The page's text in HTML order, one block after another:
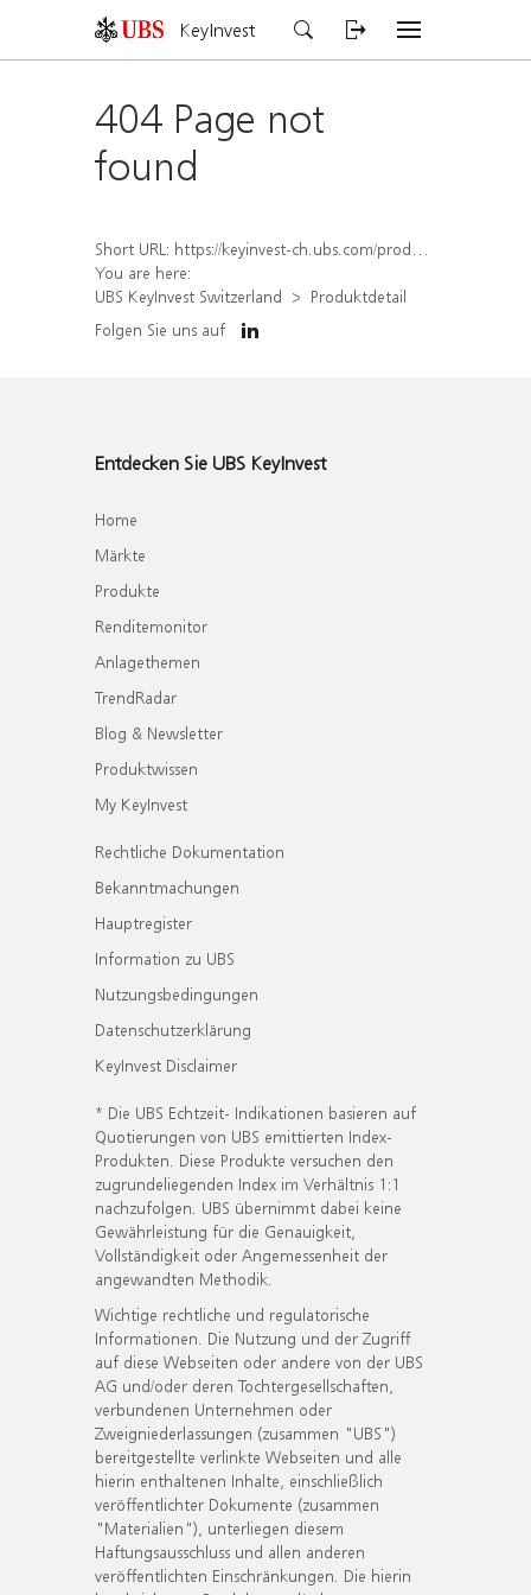
KeyInvest
404 Page not
found
Short URL: https://keyinvest-ch.ubs.com/produkt/detail/index/isin/CH1578821758
You are here:
UBS KeyInvest Switzerland
Produktdetail
Folgen Sie uns auf
Entdecken Sie UBS KeyInvest
Home
Märkte
Produkte
Renditemonitor
Anlagethemen
TrendRadar
Blog & Newsletter
Produktwissen
My KeyInvest
Rechtliche Dokumentation
Bekanntmachungen
Hauptregister
Information zu UBS
Nutzungsbedingungen
Datenschutzerklärung
KeyInvest Disclaimer
* Die UBS Echtzeit- Indikationen basieren auf
Quotierungen von UBS emittierten Index-
Produkten. Diese Produkte versuchen den
zugrundeliegenden Index im Verhältnis 1:1
nachzufolgen. UBS übernimmt dabei keine
Gewährleistung für die Genauigkeit,
Vollständigkeit oder Angemessenheit der
angewandten Methodik.
Wichtige rechtliche und regulatorische
Informationen. Die Nutzung und der Zugriff
auf diese Webseiten oder andere von der UBS
AG und/oder deren Tochtergesellschaften,
verbundenen Unternehmen oder
Zweigniederlassungen (zusammen "UBS")
bereitgestellte verlinkte Webseiten und alle
hierin enthaltenen Inhalte, einschließlich
veröffentlichter Dokumente (zusammen
"Materialien"), unterliegen diesem
Haftungsausschluss und allen anderen
veröffentlichten Einschränkungen. Die hierin